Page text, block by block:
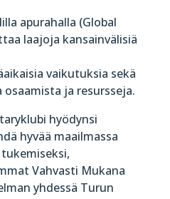
apurahalla (Global
laajoja kansainvälisiä
vaikutuksia sekä
ja resursseja.
hyödynsi
hyvää maailmassa
Vahvasti Mukana
yhdessä Turun